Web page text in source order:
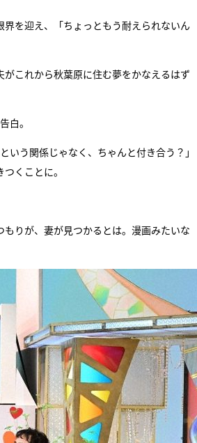
を迎え、「ちょっともう耐えられないん
これから秋葉原に住む夢をかなえるはず
白。
う関係じゃなく、ちゃんと付き合う？」
くことに。
りが、妻が見つかるとは。漫画みたいな